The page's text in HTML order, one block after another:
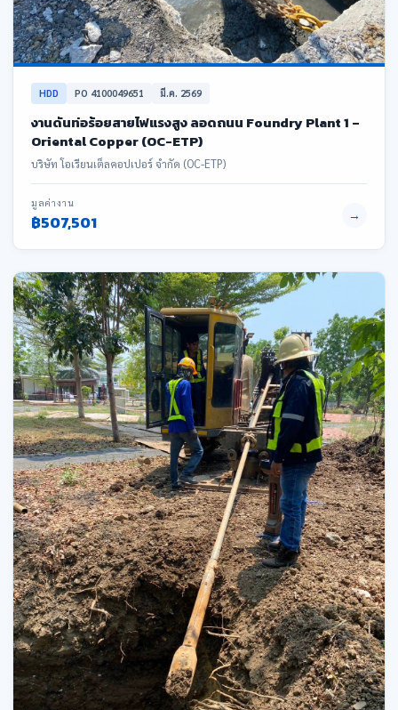
HDD PO 4100049651 มี.ค. 2569
งานดันท่อร้อยสายไฟแรงสูง ลอดถนน Foundry Plant 1 –
Oriental Copper (OC-ETP)
บริษัท โอเรียนเต็ลคอปเปอร์ จำกัด (OC-ETP)
มูลค่างาน
฿507,501 →